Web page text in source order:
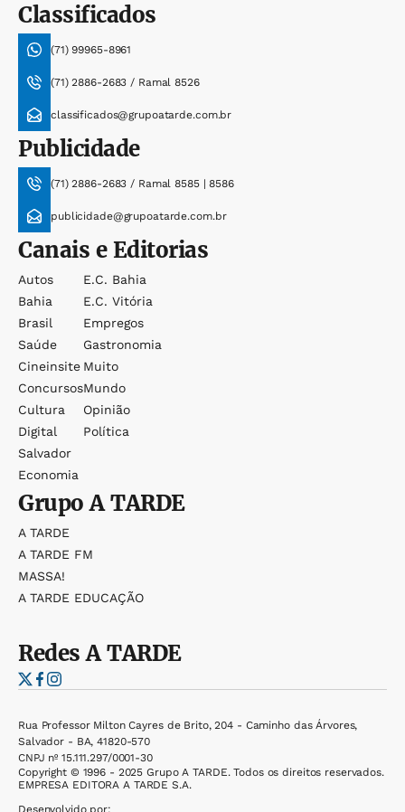
Classificados
(71) 99965-8961
(71) 2886-2683 / Ramal 8526
classificados@grupoatarde.com.br
Publicidade
(71) 2886-2683 / Ramal 8585 | 8586
publicidade@grupoatarde.com.br
Canais e Editorias
Autos
Bahia
Brasil
Saúde
Cineinsite
Concursos
Cultura
Digital
Salvador
Economia
E.c. Bahia
E.c. Vitória
Empregos
Gastronomia
Muito
Mundo
Opinião
Política
GrupoA TARDE
A TARDE
A TARDE FM
MASSA!
A TARDE EDUCAÇÃO
RedesA TARDE
Rua Professor Milton Cayres de Brito, 204 - Caminho das Árvores,
Salvador - BA, 41820-570
CNPJ nº 15.111.297/0001-30
Copyright © 1996 - 2025 Grupo A TARDE. Todos os direitos reservados.
EMPRESA EDITORA A TARDE S.A.
Desenvolvido por: